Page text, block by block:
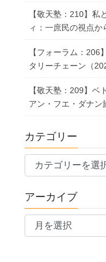
【敬天塾：210】私
ィ：一庶民の視点か
【フォーラム：206
タリーチェーン（
【敬天塾：209】ベ
アン・フエ・ダナン
カテゴリー
テ
リ
ー
アーカイブ
ア